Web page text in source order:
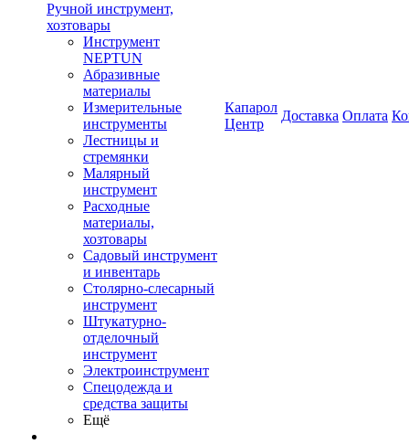
Ручной инструмент,
хозтовары
Инструмент
NEPTUN
Абразивные
материалы
Измерительные
инструменты
Лестницы и
стремянки
Малярный
инструмент
Расходные
материалы,
хозтовары
Садовый инструмент
и инвентарь
Столярно-слесарный
инструмент
Штукатурно-
отделочный
инструмент
Электроинструмент
Спецодежда и
средства защиты
Ещё
Капарол
Центр
Доставка Оплата